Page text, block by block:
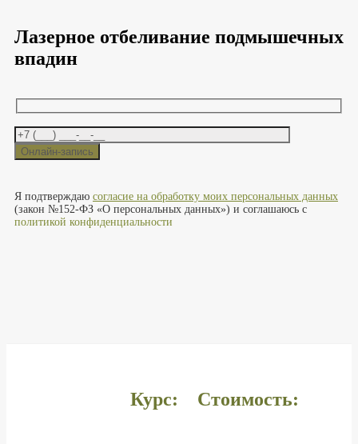
Лазерное отбеливание подмышечных
впадин
Я подтверждаю согласие на обработку моих персональных данных
(закон №152-ФЗ «О персональных данных») и соглашаюсь с
политикой конфиденциальности
Курс: Стоимость: